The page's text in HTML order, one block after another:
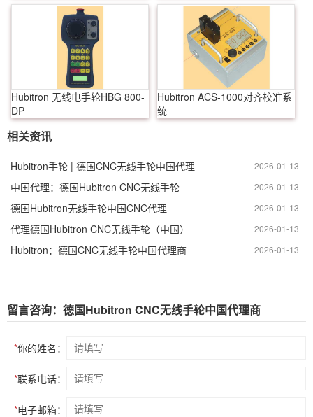
Hubitron 无线电手轮HBG 800-
DP
Hubitron ACS-1000对齐校准系
统
相关资讯
2026-01-13
Hubitron手轮 | 德国CNC无线手轮中国代理
2026-01-13
中国代理：德国Hubitron CNC无线手轮
2026-01-13
德国Hubitron无线手轮中国CNC代理
2026-01-13
代理德国Hubitron CNC无线手轮（中国）
2026-01-13
Hubitron：德国CNC无线手轮中国代理商
留言咨询：德国Hubitron CNC无线手轮中国代理商
*你的姓名：
*联系电话：
*电子邮箱：